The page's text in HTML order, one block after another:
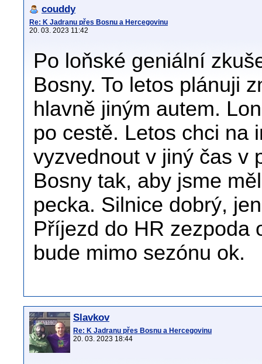
couddy
Re: K Jadranu přes Bosnu a Hercegovinu
20. 03. 2023 11:42
Po loňské geniální
Bosny. To letos plánuji
hlavně jiným autem.
po cestě. Letos chci na
vyzvednout v jiný čas v
Bosny tak, aby jsme
pecka. Silnice dobrý,
Příjezd do HR zezpoda
bude mimo sezónu ok.
Slavkov
Re: K Jadranu přes Bosnu a Hercegovinu
20. 03. 2023 18:44